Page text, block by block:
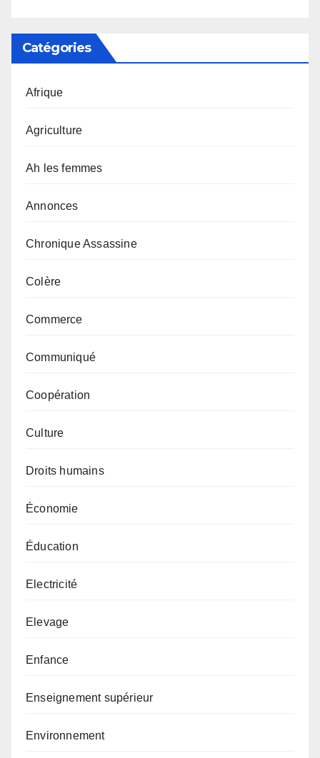
Catégories
Afrique
Agriculture
Ah les femmes
Annonces
Chronique Assassine
Colère
Commerce
Communiqué
Coopération
Culture
Droits humains
Économie
Éducation
Electricité
Elevage
Enfance
Enseignement supérieur
Environnement